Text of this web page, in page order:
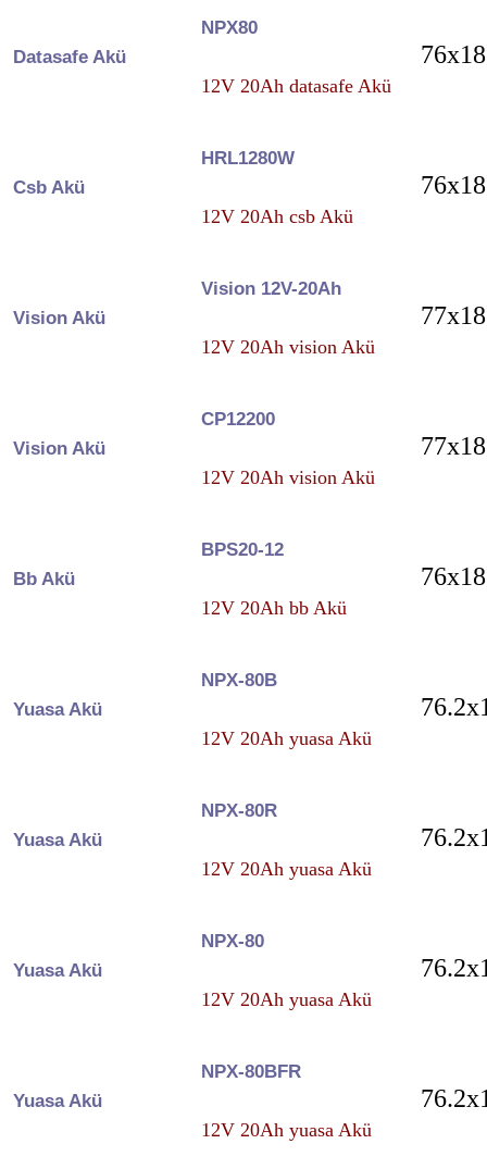
Datasafe Akü
NPX80
12V 20Ah datasafe Akü
Csb Akü
HRL1280W
12V 20Ah csb Akü
Vision Akü
Vision 12V-20Ah
12V 20Ah vision Akü
Vision Akü
CP12200
12V 20Ah vision Akü
Bb Akü
BPS20-12
12V 20Ah bb Akü
Yuasa Akü
NPX-80B
12V 20Ah yuasa Akü
Yuasa Akü
NPX-80R
12V 20Ah yuasa Akü
Yuasa Akü
NPX-80
12V 20Ah yuasa Akü
Yuasa Akü
NPX-80BFR
12V 20Ah yuasa Akü